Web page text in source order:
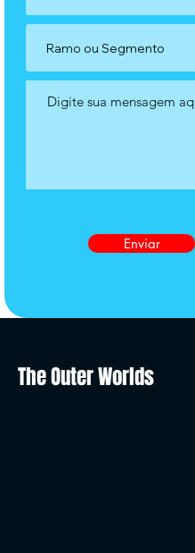
Enviar
The Outer Worlds